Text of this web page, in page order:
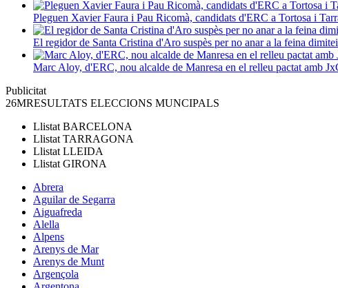
Pleguen Xavier Faura i Pau Ricomà, candidats d'ERC a Tortosa i
El regidor de Santa Cristina d'Aro suspès per no anar a la feina
Marc Aloy, d'ERC, nou alcalde de Manresa en el relleu pactat amb
Publicitat
26MRESULTATS ELECCIONS MUNCIPALS
Llistat BARCELONA
Llistat TARRAGONA
Llistat LLEIDA
Llistat GIRONA
Abrera
Aguilar de Segarra
Aiguafreda
Alella
Alpens
Arenys de Mar
Arenys de Munt
Argençola